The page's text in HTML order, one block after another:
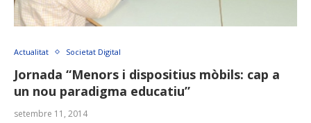
Actualitat Societat Digital
Jornada “Menors i dispositius mòbils: cap a
un nou paradigma educatiu”
setembre 11, 2014